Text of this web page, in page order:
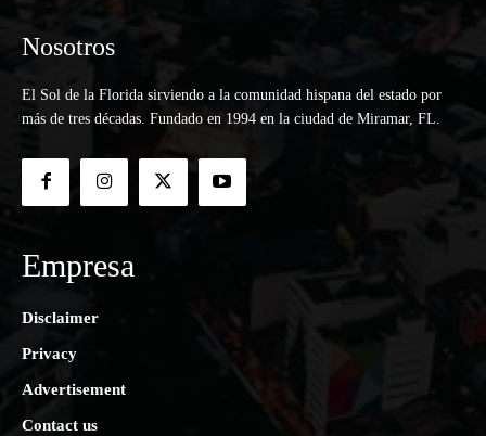
Nosotros
El Sol de la Florida sirviendo a la comunidad hispana del estado por
más de tres décadas. Fundado en 1994 en la ciudad de Miramar, FL.
Empresa
Disclaimer
Privacy
Advertisement
Contact us